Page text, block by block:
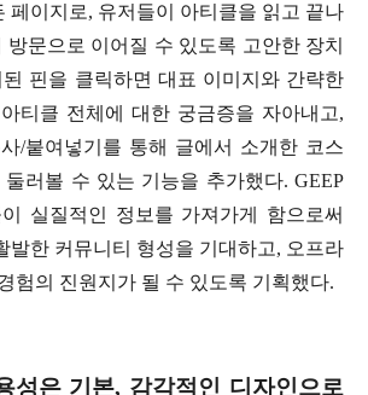
페이지로, 유저들이 아티클을 읽고 끝나
문으로 이어질 수 있도록 고안한 장치
핀을 클릭하면 대표 이미지와 간략한
티클 전체에 대한 궁금증을 자아내고,
/붙여넣기를 통해 글에서 소개한 코스
러볼 수 있는 기능을 추가했다. GEEP
실질적인 정보를 가져가게 함으로써
발한 커뮤니티 형성을 기대하고, 오프라
험의 진원지가 될 수 있도록 기획했다.
성은 기본, 감각적인 디자인으로